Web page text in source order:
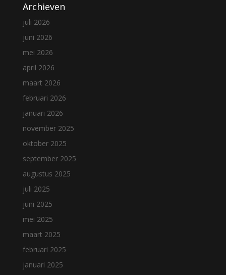
Archieven
juli 2026
juni 2026
mei 2026
april 2026
maart 2026
februari 2026
januari 2026
november 2025
oktober 2025
september 2025
augustus 2025
juli 2025
juni 2025
mei 2025
maart 2025
februari 2025
januari 2025